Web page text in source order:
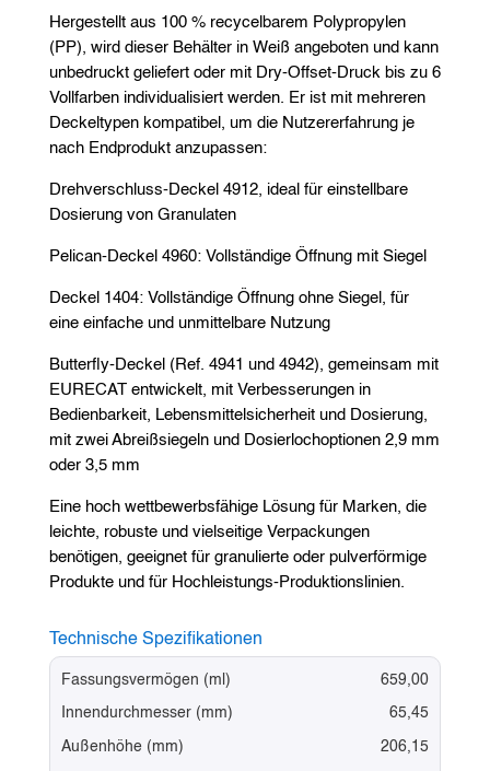
Hergestellt aus 100 % recycelbarem Polypropylen
(PP), wird dieser Behälter in Weiß angeboten und kann
unbedruckt geliefert oder mit Dry-Offset-Druck bis zu 6
Vollfarben individualisiert werden. Er ist mit mehreren
Deckeltypen kompatibel, um die Nutzererfahrung je
nach Endprodukt anzupassen:
Drehverschluss-Deckel 4912, ideal für einstellbare
Dosierung von Granulaten
Pelican-Deckel 4960: Vollständige Öffnung mit Siegel
Deckel 1404: Vollständige Öffnung ohne Siegel, für
eine einfache und unmittelbare Nutzung
Butterfly-Deckel (Ref. 4941 und 4942), gemeinsam mit
EURECAT entwickelt, mit Verbesserungen in
Bedienbarkeit, Lebensmittelsicherheit und Dosierung,
mit zwei Abreißsiegeln und Dosierlochoptionen 2,9 mm
oder 3,5 mm
Eine hoch wettbewerbsfähige Lösung für Marken, die
leichte, robuste und vielseitige Verpackungen
benötigen, geeignet für granulierte oder pulverförmige
Produkte und für Hochleistungs-Produktionslinien.
Technische Spezifikationen
Fassungsvermögen (ml)
Innendurchmesser (mm)
Außenhöhe (mm)
659,00
65,45
206,15